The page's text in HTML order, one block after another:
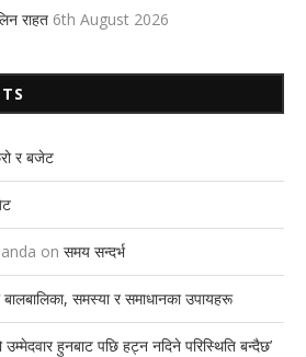
राहत 6th August 2026
र बजेट
on समय सन्दर्भ
समस्या र समाधानका उपायहरू
उम्मेदवार हुनबाट पछि हट्न नदिने परिस्थिति बन्दैछ’